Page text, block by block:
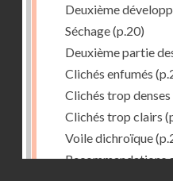
Deuxième
Séchage(p.20)
Deuxième partie
Clichés enfumés
Clichés trop denses
Clichés trop clairs
Voile dichroïque
Recommandations